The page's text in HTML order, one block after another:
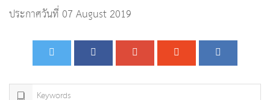
ประกาศวันที่ 07 August 2019